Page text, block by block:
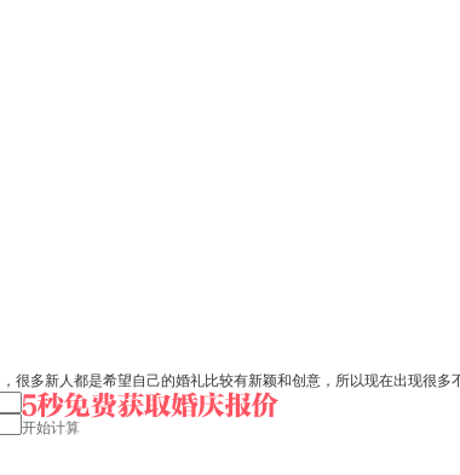
很多新人都是希望自己的婚礼比较有新颖和创意，所以现在出现很多
开始计算